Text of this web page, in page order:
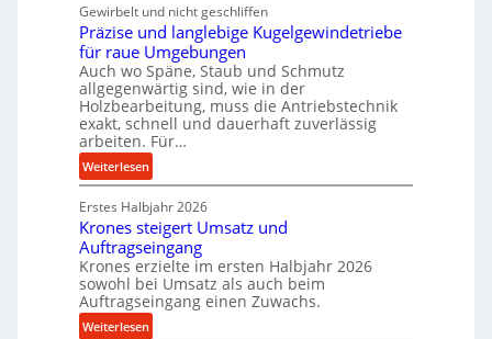
b
e
i
m
D
r
ü
c
k
p
r
o
z
e
s
s
u
g
e
l
g
e
w
i
n
d
e
t
r
i
e
b
Gewirbelt und nicht geschliffen
Präzise und langlebige Kugelgewindetriebe
für raue Umgebungen
Auch wo Späne, Staub und Schmutz
allgegenwärtig sind, wie in der
Holzbearbeitung, muss die Antriebstechnik
exakt, schnell und dauerhaft zuverlässig
arbeiten. Für…
Weiterlesen:
P
r
ä
z
i
s
e
u
Erstes Halbjahr 2026
Krones steigert Umsatz und
Auftragseingang
Krones erzielte im ersten Halbjahr 2026
sowohl bei Umsatz als auch beim
Auftragseingang einen Zuwachs.
Weiterlesen: